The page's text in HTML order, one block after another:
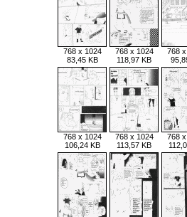
768 x 1024
83,45 KB
768 x 1024
118,97 KB
768
768 x 1024
106,24 KB
768 x 1024
113,57 KB
768